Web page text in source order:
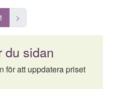
>
du sidan
för att uppdatera priset